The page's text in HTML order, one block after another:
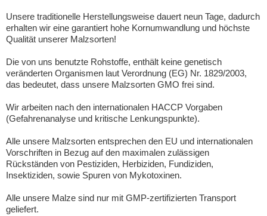
Unsere traditionelle Herstellungsweise dauert neun Tage, dadurch
erhalten wir eine garantiert hohe Kornumwandlung und höchste
Qualität unserer Malzsorten!
Die von uns benutzte Rohstoffe, enthält keine genetisch
veränderten Organismen laut Verordnung (EG) Nr. 1829/2003,
das bedeutet, dass unsere Malzsorten GMO frei sind.
Wir arbeiten nach den internationalen HACCP Vorgaben
(Gefahrenanalyse und kritische Lenkungspunkte).
Alle unsere Malzsorten entsprechen den EU und internationalen
Vorschriften in Bezug auf den maximalen zulässigen
Rückständen von Pestiziden, Herbiziden, Fundiziden,
Insektiziden, sowie Spuren von Mykotoxinen.
Alle unsere Malze sind nur mit GMP-zertifizierten Transport
geliefert.